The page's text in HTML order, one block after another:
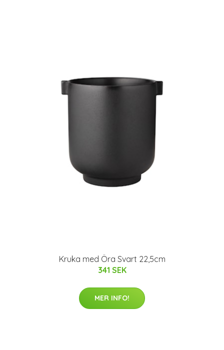
Kruka med Öra Svart 22,5cm
341 SEK
MER INFO!